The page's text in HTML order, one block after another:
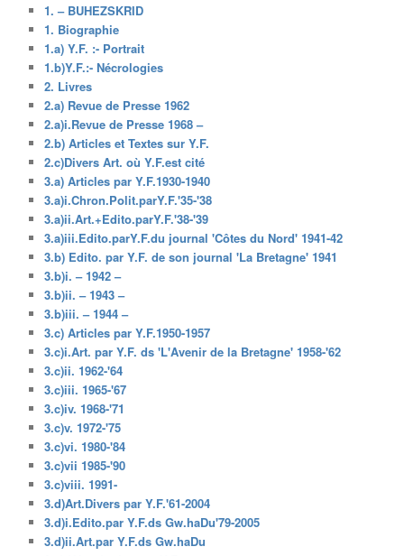
1. – BUHEZSKRID
1. Biographie
1.a) Y.F. :- Portrait
1.b)Y.F.:- Nécrologies
2. Livres
2.a) Revue de Presse 1962
2.a)i.Revue de Presse 1968 –
2.b) Articles et Textes sur Y.F.
2.c)Divers Art. où Y.F.est cité
3.a) Articles par Y.F.1930-1940
3.a)i.Chron.Polit.parY.F.'35-'38
3.a)ii.Art.+Edito.parY.F.'38-'39
3.a)iii.Edito.parY.F.du journal 'Côtes du Nord' 1941-42
3.b) Edito. par Y.F. de son journal 'La Bretagne' 1941
3.b)i. – 1942 –
3.b)ii. – 1943 –
3.b)iii. – 1944 –
3.c) Articles par Y.F.1950-1957
3.c)i.Art. par Y.F. ds 'L'Avenir de la Bretagne' 1958-'62
3.c)ii. 1962-'64
3.c)iii. 1965-'67
3.c)iv. 1968-'71
3.c)v. 1972-'75
3.c)vi. 1980-'84
3.c)vii 1985-'90
3.c)viii. 1991-
3.d)Art.Divers par Y.F.'61-2004
3.d)i.Edito.par Y.F.ds Gw.haDu'79-2005
3.d)ii.Art.par Y.F.ds Gw.haDu